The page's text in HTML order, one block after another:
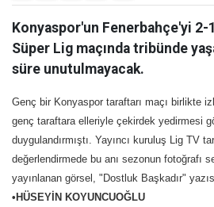
Konyaspor'un Fenerbahçe'yi
Süper Lig maçında tribünde
süre unutulmayacak.
Genç bir Konyaspor taraftarı maçı birlikte
genç taraftara elleriyle çekirdek yedirmesi
duygulandırmıştı. Yayıncı kuruluş Lig TV
değerlendirmede bu anı sezonun fotoğrafı
yayınlanan görsel, "Dostluk Başkadır"
•HÜSEYİN KOYUNCUOĞLU